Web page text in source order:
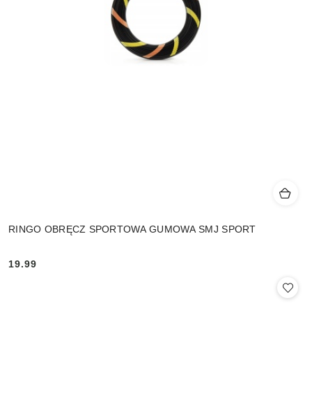
RINGO OBRĘCZ SPORTOWA GUMOWA SMJ SPORT
Cena:
19.99